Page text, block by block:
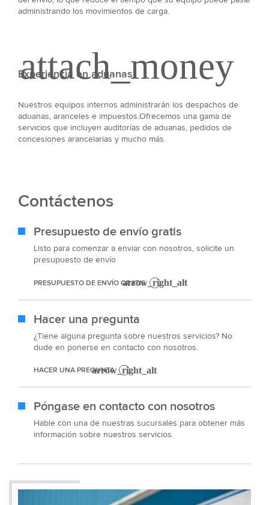
administrando los movimientos de carga.
Experiencia en aduanas
Nuestros equipos internos administrarán los despachos de
aduanas, aranceles e impuestos.Ofrecemos una gama de
servicios que incluyen auditorías de aduanas, pedidos de
concesiones arancelarias y mucho más.
Contáctenos
Presupuesto de envío gratis
Listo para comenzar a enviar con nosotros, solicite un
presupuesto de envío
PRESUPUESTO DE ENVÍO GRATIS
Hacer una pregunta
¿Tiene alguna pregunta sobre nuestros servicios? No
dude en ponerse en contacto con nosotros.
HACER UNA PREGUNTA
Póngase en contacto con nosotros
Hable con una de nuestras sucursales para obtener más
información sobre nuestros servicios.